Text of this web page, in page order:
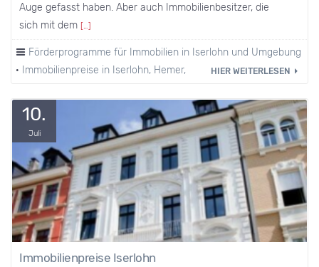
Auge gefasst haben. Aber auch Immobilienbesitzer, die
sich mit dem […]
Förderprogramme für Immobilien in Iserlohn und Umgebung
· Immobilienpreise in Iserlohn, Hemer, Menden und Umgebung
HIER WEITERLESEN
10.
Juli
Immobilienpreise Iserlohn